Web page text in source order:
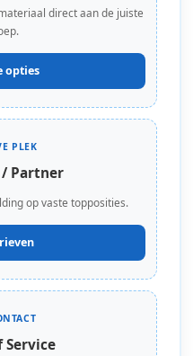
direct aan de juiste
opties
PLEK
Partner
op vaste topposities.